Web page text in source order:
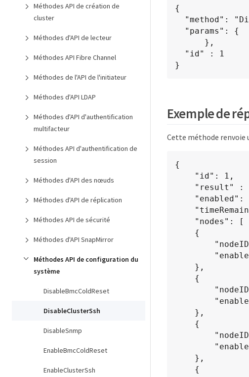
Méthodes API de création de
cluster
Méthodes d'API de lecteur
Méthodes API Fibre Channel
Méthodes de l'API de l'initiateur
Méthodes d'API LDAP
Méthodes d'API d'authentification
multifacteur
Méthodes API d'authentification de
session
Méthodes d'API des nœuds
Méthodes d'API de réplication
Méthodes API de sécurité
Méthodes d'API SnapMirror
Méthodes API de configuration du
système
DisableBmcColdReset
DisableClusterSsh
DisableSnmp
EnableBmcColdReset
EnableClusterSsh
{
}
Exemple de
Cette méthode renvoie
{